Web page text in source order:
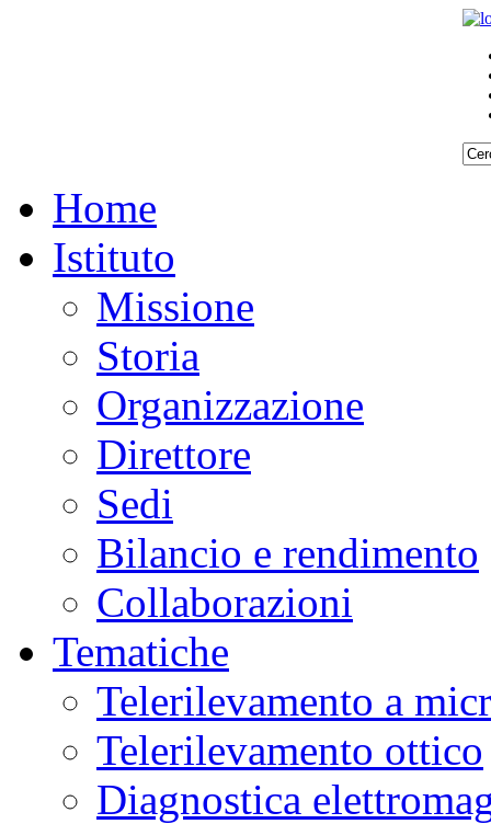
Home
Istituto
Missione
Storia
Organizzazione
Direttore
Sedi
Bilancio e rendimento
Collaborazioni
Tematiche
Telerilevamento a
Telerilevamento ottico
Diagnostica